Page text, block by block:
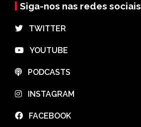
Siga-nos nas redes sociais
⠀TWITTER
⠀YOUTUBE
⠀PODCASTS
⠀INSTAGRAM
⠀FACEBOOK